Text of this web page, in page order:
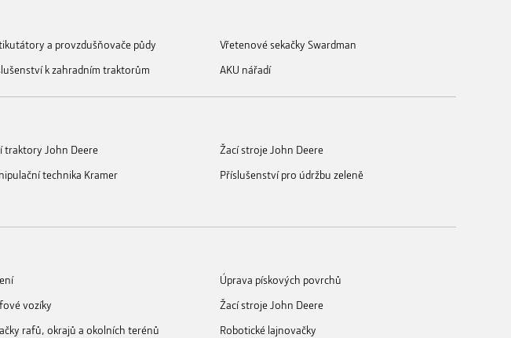
a provzdušňovače půdy
Vřetenové sekačky Swardman
k zahradním traktorům AKU nářadí
traktory John Deere
Žací stroje John Deere
technika Kramer
Příslušenství pro údržbu zeleně
Úprava pískových povrchů
vozíky
Žací stroje John Deere
rafů, okrajů a okolních terénů Robotické lajnovačky